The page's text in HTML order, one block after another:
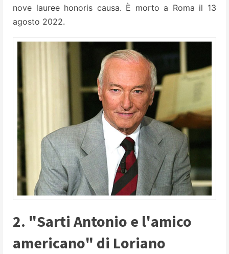
nove lauree honoris causa. È morto a Roma il 13
agosto 2022.
2. "Sarti Antonio e l'amico
americano" di Loriano